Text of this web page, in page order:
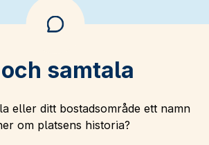
samtala
eller ditt bostadsområde ett namn
om platsens historia?